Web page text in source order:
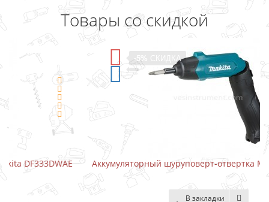
Товары со скидкой
Аккумуляторный шуруповерт-отвертка Makita DF001DW